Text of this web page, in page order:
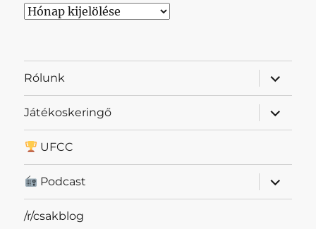
Archívum
Rólunk
almenü
Játékoskeringő
almenü
UFCC
Podcast
almenü
/r/csakblog